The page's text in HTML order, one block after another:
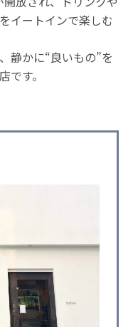
イートインで楽しむ
静かに“良いもの”を
です。